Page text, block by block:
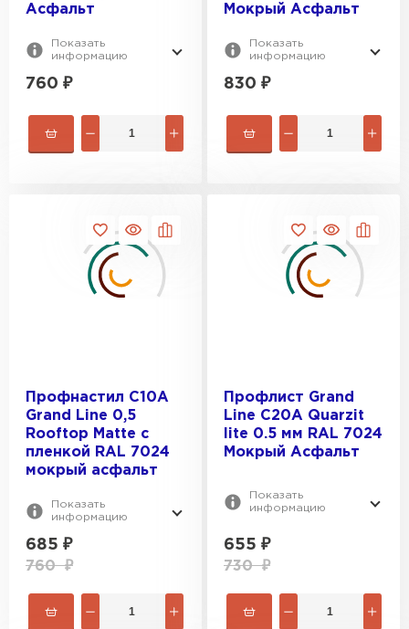
Асфальт
Показать
информацию
760 ₽
Мокрый Асфальт
Показать
информацию
830 ₽
Профнастил С10A
Grand Line 0,5
Rooftop Matte с
пленкой RAL 7024
мокрый асфальт
Показать
информацию
685 ₽
760₽
Профлист Grand
Line C20A Quarzit
lite 0.5 мм RAL 7024
Мокрый Асфальт
Показать
информацию
655 ₽
730₽
Ондулин